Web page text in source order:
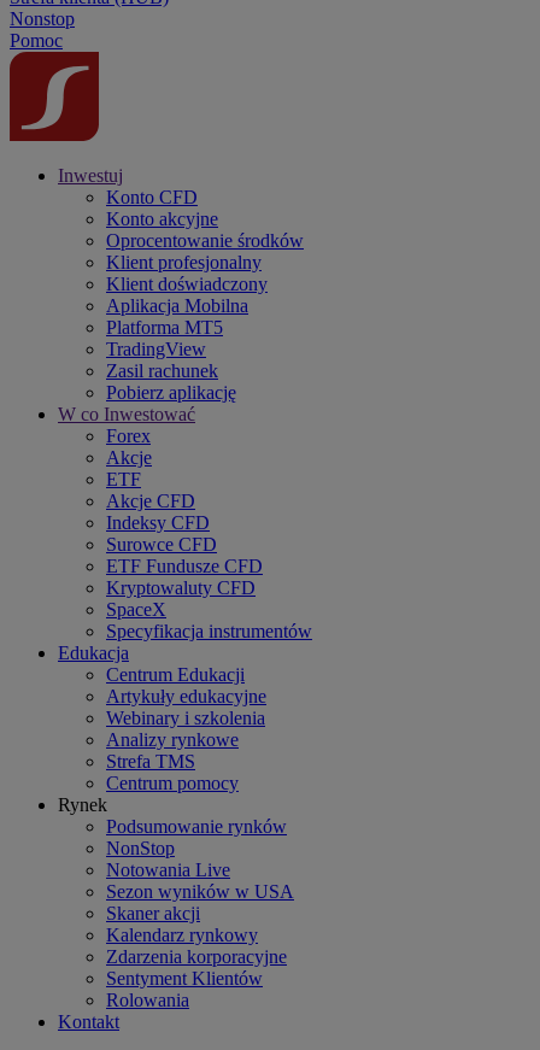
Nonstop
Pomoc
Inwestuj
Konto CFD
Konto akcyjne
Oprocentowanie środków
Klient profesjonalny
Klient doświadczony
Aplikacja Mobilna
Platforma MT5
TradingView
Zasil rachunek
Pobierz aplikację
W co Inwestować
Forex
Akcje
ETF
Akcje CFD
Indeksy CFD
Surowce CFD
ETF Fundusze CFD
Kryptowaluty CFD
SpaceX
Specyfikacja instrumentów
Edukacja
Centrum Edukacji
Artykuły edukacyjne
Webinary i szkolenia
Analizy rynkowe
Strefa TMS
Centrum pomocy
Rynek
Podsumowanie rynków
NonStop
Notowania Live
Sezon wyników w USA
Skaner akcji
Kalendarz rynkowy
Zdarzenia korporacyjne
Sentyment Klientów
Rolowania
Kontakt